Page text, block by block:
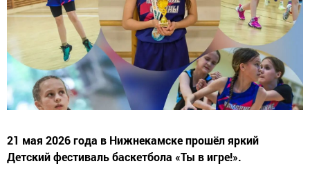
21 мая 2026 года в Нижнекамске прошёл яркий
Детский фестиваль баскетбола «Ты в игре!».